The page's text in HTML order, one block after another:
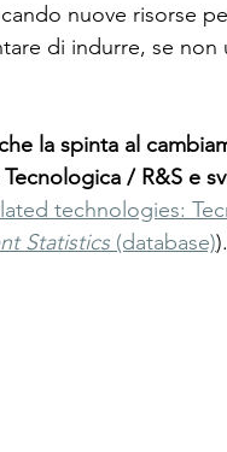
nuove risorse
di indurre, se non
la spinta al
/ R&S e
technologies:
Statistics (database)).